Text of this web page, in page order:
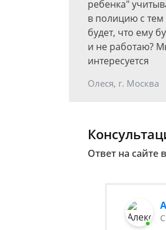
ребенка"
в полицию с тем
будет, что ему
и не работаю?
интересуется
Олеся, г. Москва
Ответ на сайте